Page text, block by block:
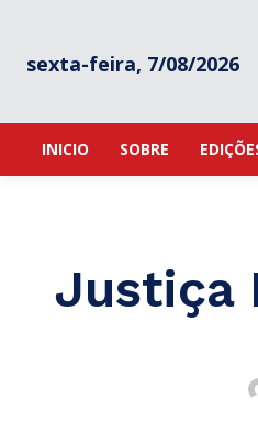
sexta-feira, 7/08/2026
INICIO SOBRE
Justiça